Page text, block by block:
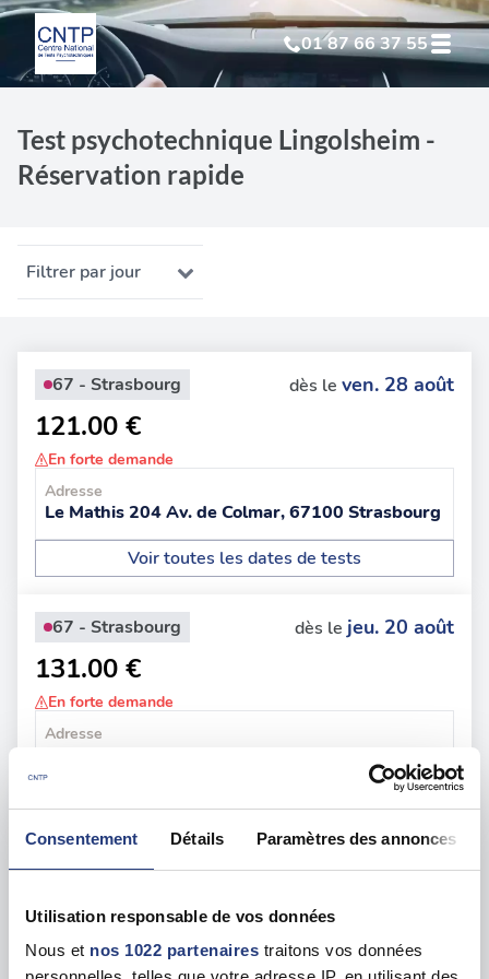
Consentement Détails Paramètres des annonces
Utilisation responsable de vos données
Nous et nos 1022 partenaires traitons vos données
01 87 66 37 55
Test Psychotechniquesuite à annulation
Test Psychotechnique
Test Psychotechnique
Test psychotechnique Lingolsheim -
Réservation rapide
Filtrer par jour
67 - Strasbourg dès le ven. 28 août
121.00 €
En forte demande
Adresse
Le Mathis 204 Av. de Colmar, 67100 Strasbourg
Voir toutes les dates de tests
67 - Strasbourg dès le jeu. 20 août
131.00 €
En forte demande
Adresse
67 - Strasbourg dès lesam. 22 août
134.00 €
En forte demande